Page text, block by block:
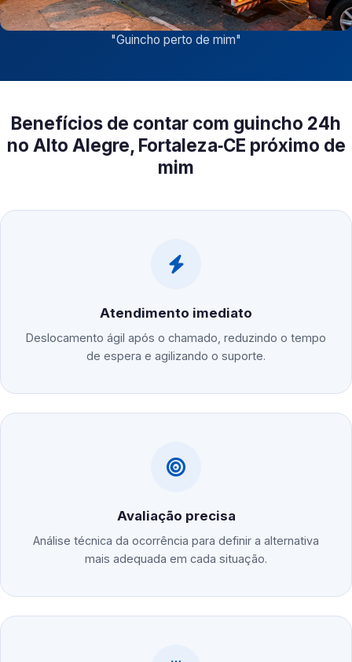
"Guincho perto de mim"
Benefícios de contar com guincho 24h
no Alto Alegre, Fortaleza‑CE próximo de
mim
Atendimento imediato
Deslocamento ágil após o chamado, reduzindo o tempo
de espera e agilizando o suporte.
Avaliação precisa
Análise técnica da ocorrência para definir a alternativa
mais adequada em cada situação.